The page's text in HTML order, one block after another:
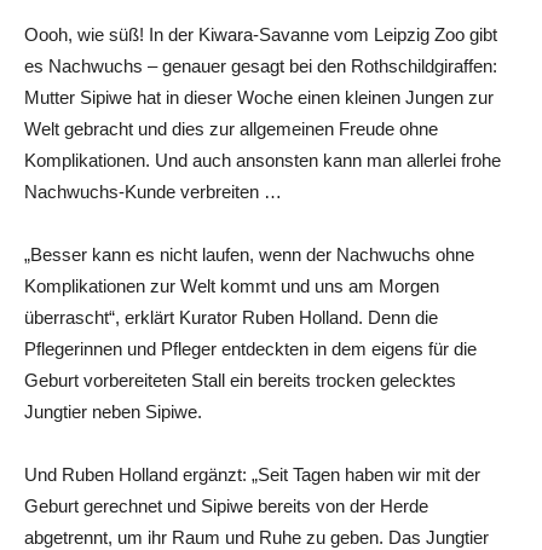
Oooh, wie süß! In der Kiwara-Savanne vom Leipzig Zoo gibt
es Nachwuchs – genauer gesagt bei den Rothschildgiraffen:
Mutter Sipiwe hat in dieser Woche einen kleinen Jungen zur
Welt gebracht und dies zur allgemeinen Freude ohne
Komplikationen. Und auch ansonsten kann man allerlei frohe
Nachwuchs-Kunde verbreiten …
„Besser kann es nicht laufen, wenn der Nachwuchs ohne
Komplikationen zur Welt kommt und uns am Morgen
überrascht“, erklärt Kurator Ruben Holland. Denn die
Pflegerinnen und Pfleger entdeckten in dem eigens für die
Geburt vorbereiteten Stall ein bereits trocken gelecktes
Jungtier neben Sipiwe.
Und Ruben Holland ergänzt: „Seit Tagen haben wir mit der
Geburt gerechnet und Sipiwe bereits von der Herde
abgetrennt, um ihr Raum und Ruhe zu geben. Das Jungtier